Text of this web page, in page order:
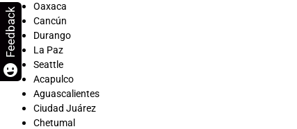
Oaxaca
Cancún
Durango
La Paz
Seattle
Acapulco
Aguascalientes
Ciudad Juárez
Chetumal
Feedback